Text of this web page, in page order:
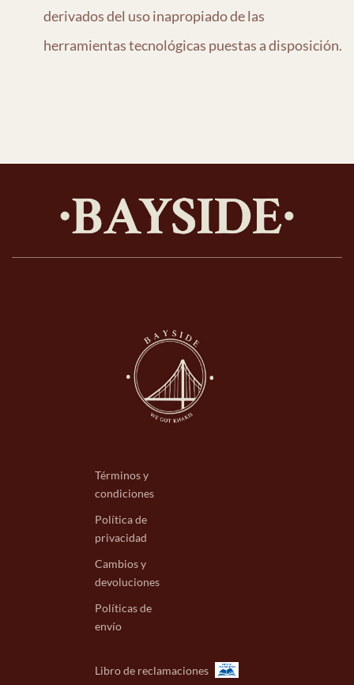
derivados del uso inapropiado de las
herramientas tecnológicas puestas a disposición.
Términos y
condiciones
Política de
privacidad
Cambios y
devoluciones
Políticas de
envío
Libro de reclamaciones